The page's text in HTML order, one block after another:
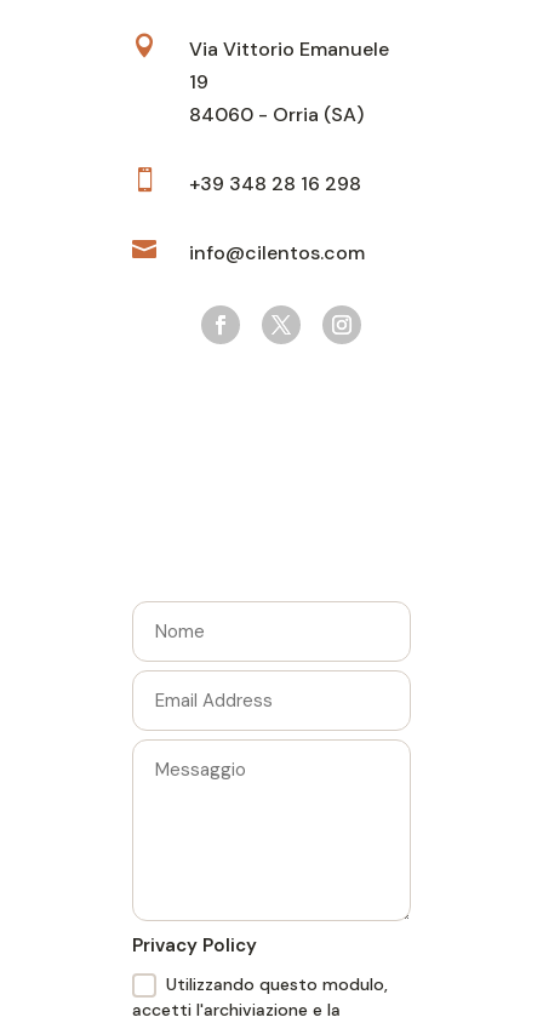

Via Vittorio Emanuele
19
84060 - Orria (SA)
 +39 348 28 16 298
 info@cilentos.com
Privacy Policy
Utilizzando questo modulo,
accetti l'archiviazione e la